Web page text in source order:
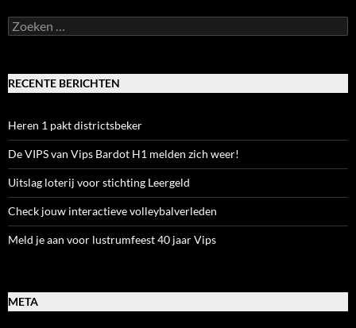
Zoeken
naar:
RECENTE BERICHTEN
Heren 1 pakt districtsbeker
De VIPS van Vips Bardot H1 melden zich weer!
Uitslag loterij voor stichting Leergeld
Check jouw interactieve volleybalverleden
Meld je aan voor lustrumfeest 40 jaar Vips
META